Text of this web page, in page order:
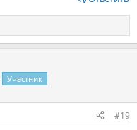
Участник
#19